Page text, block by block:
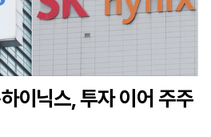
이닉스, 투자 이어 주주